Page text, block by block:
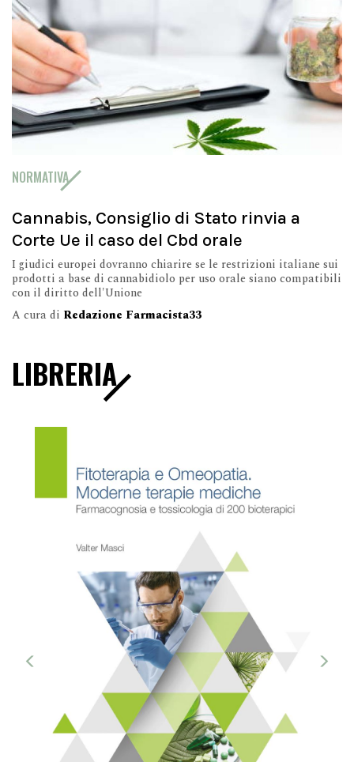
NORMATIVA
Cannabis, Consiglio di Stato rinvia a
Corte Ue il caso del Cbd orale
I giudici europei dovranno chiarire se le restrizioni italiane sui
prodotti a base di cannabidiolo per uso orale siano compatibili
con il diritto dell'Unione
A cura di Redazione Farmacista33
LIBRERIA